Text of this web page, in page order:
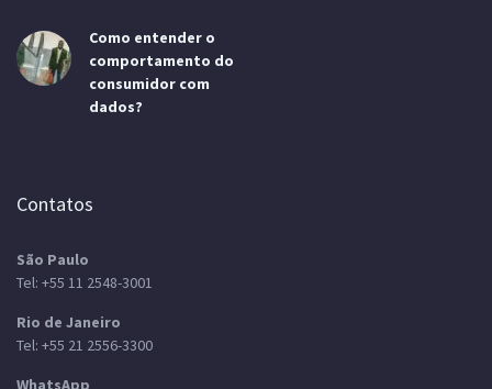
Como entender o
comportamento do
consumidor com
dados?
Contatos
São Paulo
Tel: +55 11 2548-3001
Rio de Janeiro
Tel: +55 21 2556-3300